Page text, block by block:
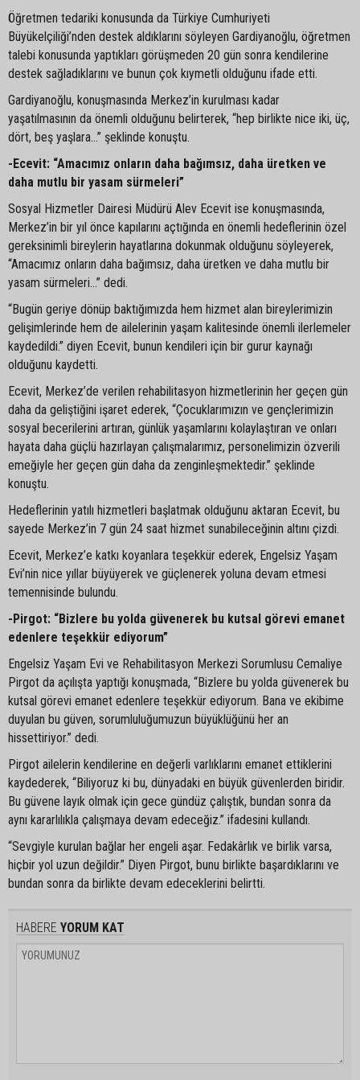
Öğretmen tedariki konusunda da Türkiye Cumhuriyeti
Büyükelçiliği’nden destek aldıklarını söyleyen Gardiyanoğlu, öğretmen
talebi konusunda yaptıkları görüşmeden 20 gün sonra kendilerine
destek sağladıklarını ve bunun çok kıymetli olduğunu ifade etti.
Gardiyanoğlu, konuşmasında Merkez’in kurulması kadar
yaşatılmasının da önemli olduğunu belirterek, “hep birlikte nice iki, üç,
dört, beş yaşlara…” şeklinde konuştu.
-Ecevit: “Amacımız onların daha bağımsız, daha üretken ve
daha mutlu bir yasam sürmeleri”
Sosyal Hizmetler Dairesi Müdürü Alev Ecevit ise konuşmasında,
Merkez’in bir yıl önce kapılarını açtığında en önemli hedeflerinin özel
gereksinimli bireylerin hayatlarına dokunmak olduğunu söyleyerek,
“Amacımız onların daha bağımsız, daha üretken ve daha mutlu bir
yasam sürmeleri…” dedi.
“Bugün geriye dönüp baktığımızda hem hizmet alan bireylerimizin
gelişimlerinde hem de ailelerinin yaşam kalitesinde önemli ilerlemeler
kaydedildi.” diyen Ecevit, bunun kendileri için bir gurur kaynağı
olduğunu kaydetti.
Ecevit, Merkez’de verilen rehabilitasyon hizmetlerinin her geçen gün
daha da geliştiğini işaret ederek, “Çocuklarımızın ve gençlerimizin
sosyal becerilerini artıran, günlük yaşamlarını kolaylaştıran ve onları
hayata daha güçlü hazırlayan çalışmalarımız, personelimizin özverili
emeğiyle her geçen gün daha da zenginleşmektedir.” şeklinde
konuştu.
Hedeflerinin yatılı hizmetleri başlatmak olduğunu aktaran Ecevit, bu
sayede Merkez’in 7 gün 24 saat hizmet sunabileceğinin altını çizdi.
Ecevit, Merkez’e katkı koyanlara teşekkür ederek, Engelsiz Yaşam
Evi’nin nice yıllar büyüyerek ve güçlenerek yoluna devam etmesi
temennisinde bulundu.
-Pirgot: “Bizlere bu yolda güvenerek bu kutsal görevi emanet
edenlere teşekkür ediyorum”
Engelsiz Yaşam Evi ve Rehabilitasyon Merkezi Sorumlusu Cemaliye
Pirgot da açılışta yaptığı konuşmada, “Bizlere bu yolda güvenerek bu
kutsal görevi emanet edenlere teşekkür ediyorum. Bana ve ekibime
duyulan bu güven, sorumluluğumuzun büyüklüğünü her an
hissettiriyor.” dedi.
Pirgot ailelerin kendilerine en değerli varlıklarını emanet ettiklerini
kaydederek, “Biliyoruz ki bu, dünyadaki en büyük güvenlerden biridir.
Bu güvene layık olmak için gece gündüz çalıştık, bundan sonra da
aynı kararlılıkla çalışmaya devam edeceğiz.” ifadesini kullandı.
“Sevgiyle kurulan bağlar her engeli aşar. Fedakârlık ve birlik varsa,
hiçbir yol uzun değildir.” Diyen Pirgot, bunu birlikte başardıklarını ve
bundan sonra da birlikte devam edeceklerini belirtti.
HABERE YORUM KAT